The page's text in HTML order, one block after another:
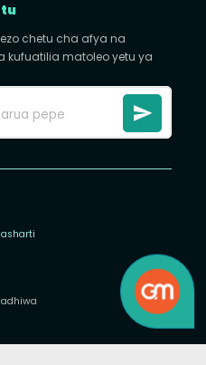
chetu cha afya na
kufuatilia matoleo yetu ya